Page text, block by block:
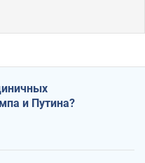
и Путина?